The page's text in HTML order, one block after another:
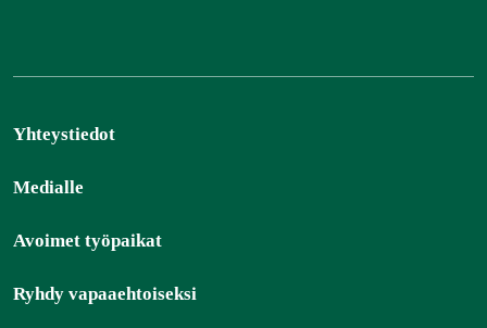
Yhteystiedot
Medialle
Avoimet työpaikat
Ryhdy vapaaehtoiseksi